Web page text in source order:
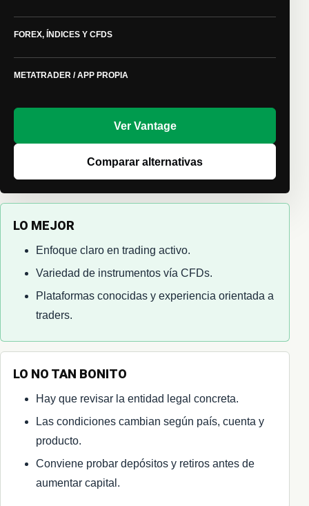
FOREX, ÍNDICES Y CFDS
METATRADER / APP PROPIA
Ver Vantage
Comparar alternativas
LO MEJOR
Enfoque claro en trading activo.
Variedad de instrumentos vía CFDs.
Plataformas conocidas y experiencia orientada a
traders.
LO NO TAN BONITO
Hay que revisar la entidad legal concreta.
Las condiciones cambian según país, cuenta y
producto.
Conviene probar depósitos y retiros antes de
aumentar capital.